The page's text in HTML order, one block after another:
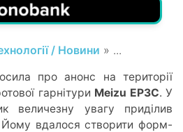
/ Новини » ...
про анонс на території
гарнітури Meizu EP3C. У
величезну увагу приділив
Йому вдалося створити форм-